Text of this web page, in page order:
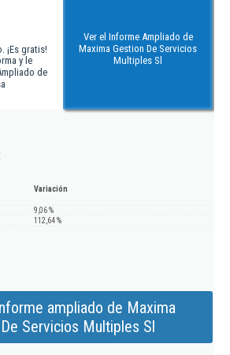
¡Es gratis!
y le
de
Ver el Informe Ampliado de
Maxima Gestion De Servicios
Multiples Sl
Variación
9,06 %
112,64 %
ampliado de Maxima
Servicios Multiples Sl